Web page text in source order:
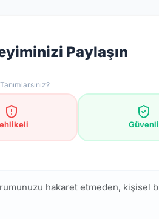
Paylaşın
Güvenli